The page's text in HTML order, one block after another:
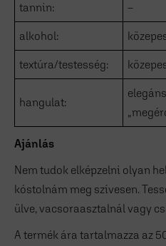
tannin: –
alkohol:
textúra/testesség:
hangulat:
Ajánlás
Nem tudok elképzelni olyan
kóstolnám meg szívesen.
ülve, vacsoraasztalnál vagy
A termék ára tartalmazza az